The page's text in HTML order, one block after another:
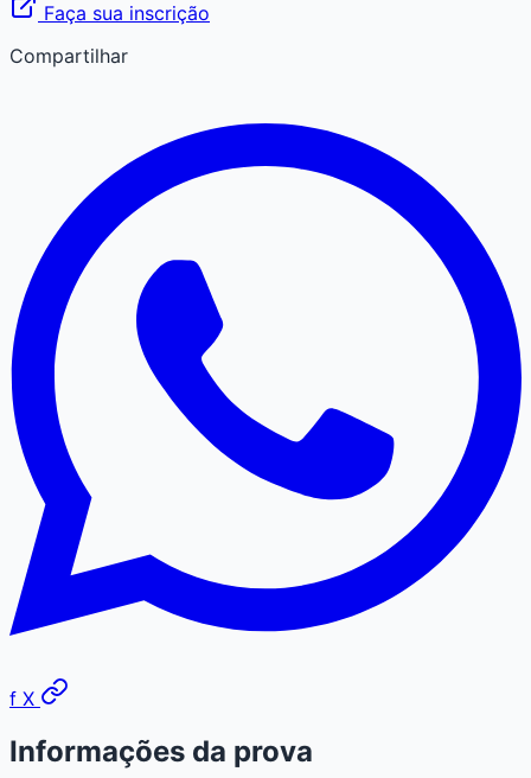
Faça sua inscrição
Compartilhar
f X
Informações da prova